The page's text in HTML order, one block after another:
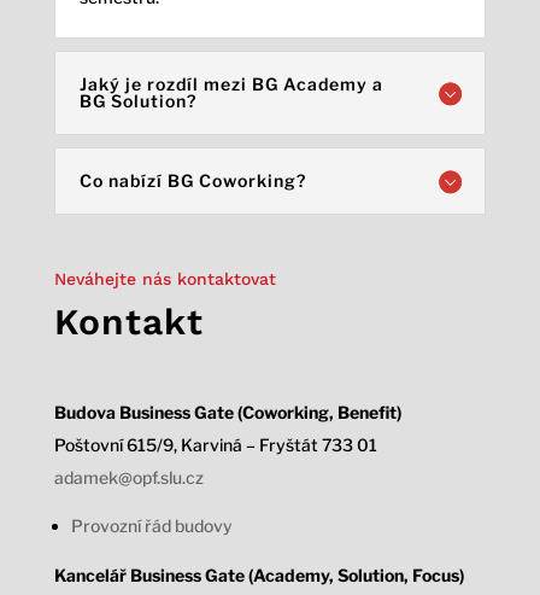
Jaký je rozdíl mezi BG Academy a
BG Solution?
Co nabízí BG Coworking?
Neváhejte nás kontaktovat
Kontakt
Budova Business Gate (Coworking, Benefit)
Poštovní 615/9, Karviná – Fryštát 733 01
adamek@opf.slu.cz
Provozní řád budovy
Kancelář Business Gate (Academy, Solution, Focus)